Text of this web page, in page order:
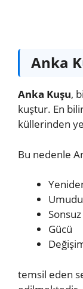
Anka
Anka Kuşu,
kuştur. En
küllerinden
Bu nedenle
Umudu
Sonsuz
Gücü
temsil eden